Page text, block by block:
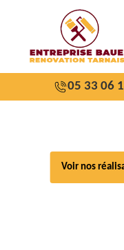
05 33 06
Voir nos